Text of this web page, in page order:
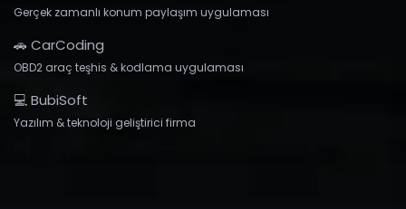
Gerçek zamanlı konum paylaşım uygulaması
🚗 CarCoding
OBD2 araç teşhis & kodlama uygulaması
💻 BubiSoft
Yazılım & teknoloji geliştirici firma